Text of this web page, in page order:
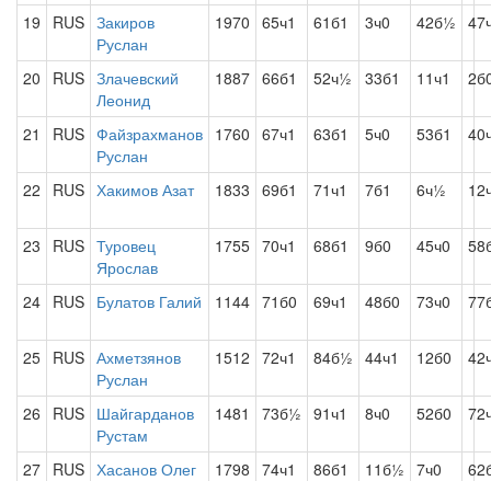
19 RUS Закиров
Руслан
1970 65ч1 61б1 3ч0 42б½
20 RUS Злачевский
Леонид
1887 66б1 52ч½ 33б1 11ч1
21 RUS Файзрахманов
Руслан
1760 67ч1 63б1 5ч0 53б1
22 RUS Хакимов Азат 1833 69б1 71ч1 7б1 6ч½
23 RUS Туровец
Ярослав
1755 70ч1 68б1 9б0 45ч0
24 RUS Булатов Галий 1144 71б0 69ч1 48б0 73ч0
25 RUS Ахметзянов
Руслан
1512 72ч1 84б½ 44ч1 12б0
26 RUS Шайгарданов
Рустам
1481 73б½ 91ч1 8ч0 52б0
27 RUS Хасанов Олег 1798 74ч1 86б1 11б½ 7ч0